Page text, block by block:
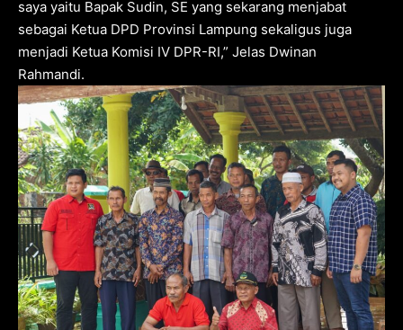
saya yaitu Bapak Sudin, SE yang sekarang menjabat
sebagai Ketua DPD Provinsi Lampung sekaligus juga
menjadi Ketua Komisi IV DPR-RI,” Jelas Dwinan
Rahmandi.